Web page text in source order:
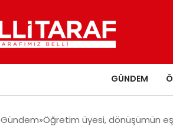
GÜNDEM
Gündem Öğretim üyesi, dönüşümün